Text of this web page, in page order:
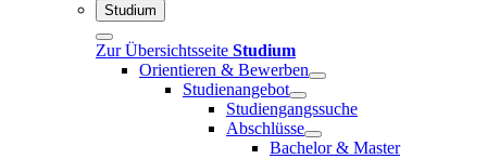
Studium
Zur Übersichtsseite Studium
Orientieren & Bewerben
Studienangebot
Studiengangssuche
Abschlüsse
Bachelor & Master